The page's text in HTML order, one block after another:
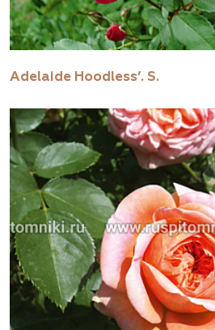
Adelaide Hoodless’. S.